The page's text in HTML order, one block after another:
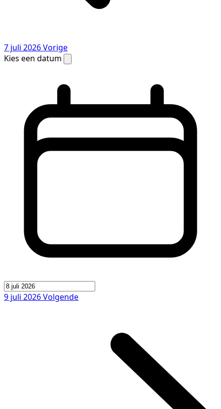
7 juli 2026Vorige
Kies een datum
9 juli 2026Volgende